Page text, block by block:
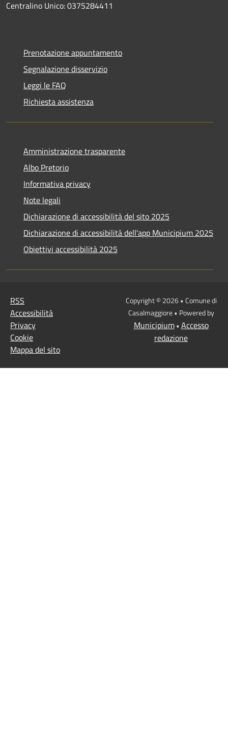
Centralino Unico: 0375284411
Prenotazione appuntamento
Segnalazione disservizio
Leggi le FAQ
Richiesta assistenza
Amministrazione trasparente
Albo Pretorio
Informativa privacy
Note legali
Dichiarazione di accessibilità del sito 2025
Dichiarazione di accessibilità dell'app Municipium 2025
Obiettivi accessibilità 2025
RSS
Accessibilità
Privacy
Cookie
Mappa del sito
Copyright © 2026 • Comune di
Casalmaggiore • Powered by
Municipium• Accesso
redazione